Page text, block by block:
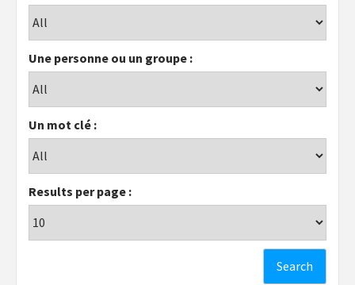
Une personne ou un groupe :
Un mot clé :
Results per page :